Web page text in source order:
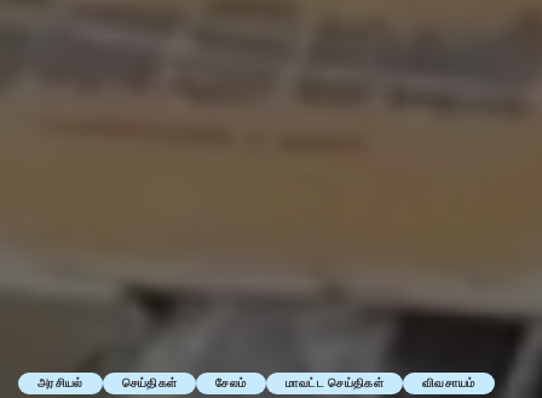
அரசியல் செய்திகள் சேலம் மாவட்ட செய்திகள் விவசாயம்